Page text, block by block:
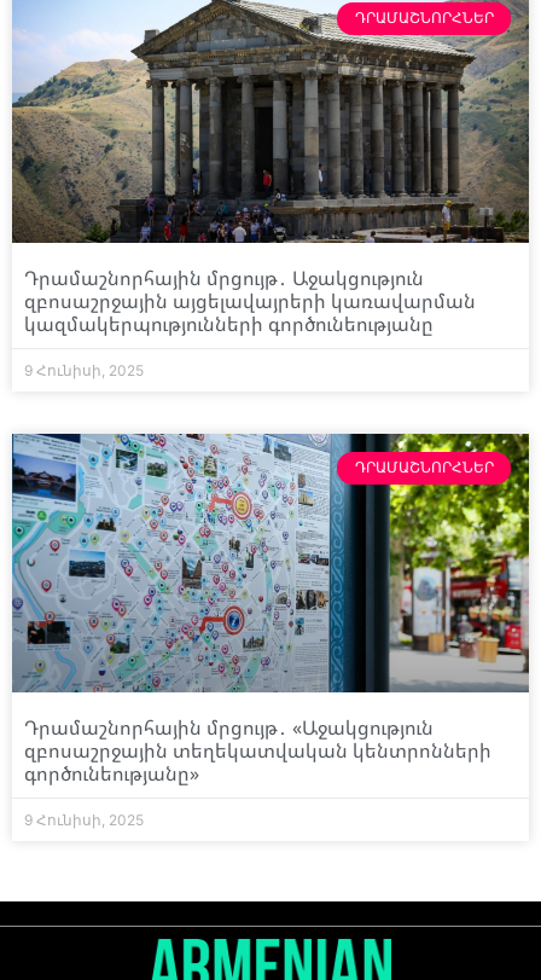
ԴՐԱՄԱՇՆՈՐՀՆԵՐ
Դրամաշնորհային մրցույթ․ Աջակցություն
զբոսաշրջային այցելավայրերի կառավարման
կազմակերպությունների գործունեությանը
9 Հունիսի, 2025
ԴՐԱՄԱՇՆՈՐՀՆԵՐ
Դրամաշնորհային մրցույթ․ «Աջակցություն
զբոսաշրջային տեղեկատվական կենտրոնների
գործունեությանը»
9 Հունիսի, 2025